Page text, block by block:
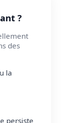
?
des
la
persiste